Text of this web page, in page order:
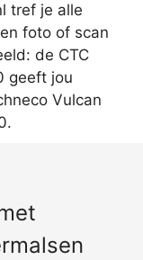
tref je alle
foto of scan
de CTC
geeft jou
Vulcan